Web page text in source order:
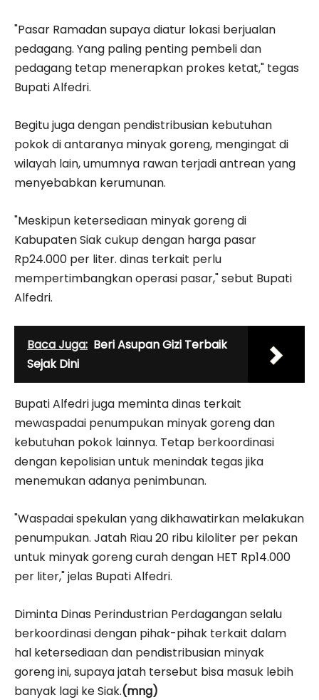
"Pasar Ramadan supaya diatur lokasi berjualan
pedagang. Yang paling penting pembeli dan
pedagang tetap menerapkan prokes ketat," tegas
Bupati Alfedri.
Begitu juga dengan pendistribusian kebutuhan
pokok di antaranya minyak goreng, mengingat di
wilayah lain, umumnya rawan terjadi antrean yang
menyebabkan kerumunan.
"Meskipun ketersediaan minyak goreng di
Kabupaten Siak cukup dengan harga pasar
Rp24.000 per liter. dinas terkait perlu
mempertimbangkan operasi pasar," sebut Bupati
Alfedri.
Baca Juga: Beri Asupan Gizi Terbaik
Sejak Dini
Bupati Alfedri juga meminta dinas terkait
mewaspadai penumpukan minyak goreng dan
kebutuhan pokok lainnya. Tetap berkoordinasi
dengan kepolisian untuk menindak tegas jika
menemukan adanya penimbunan.
"Waspadai spekulan yang dikhawatirkan melakukan
penumpukan. Jatah Riau 20 ribu kiloliter per pekan
untuk minyak goreng curah dengan HET Rp14.000
per liter," jelas Bupati Alfedri.
Diminta Dinas Perindustrian Perdagangan selalu
berkoordinasi dengan pihak-pihak terkait dalam
hal ketersediaan dan pendistribusian minyak
goreng ini, supaya jatah tersebut bisa masuk lebih
banyak lagi ke Siak.(mng)